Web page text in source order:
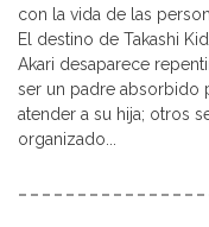
con la vida de las
El destino de Takashi
Akari desaparece
ser un padre absorbido
atender a su hija; otros
organizado...